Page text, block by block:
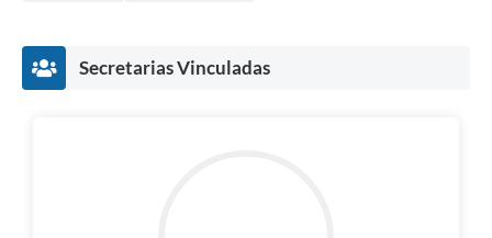
Secretarias Vinculadas